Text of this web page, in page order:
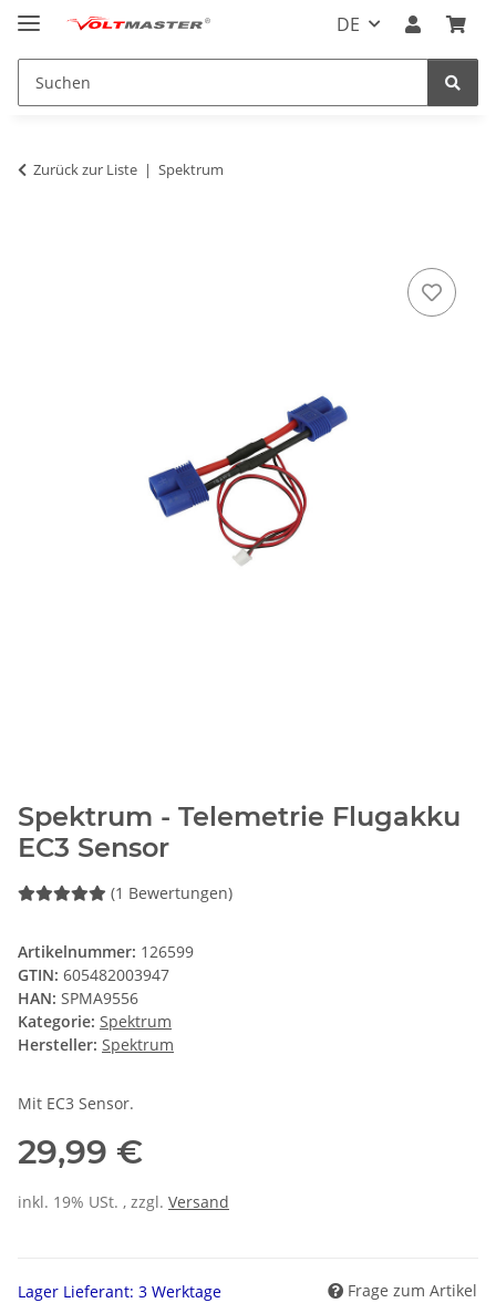
DE
Zurück zur Liste Spektrum
Spektrum - Telemetrie Flugakku
EC3 Sensor
(1 Bewertungen)
Artikelnummer: 126599
GTIN: 605482003947
HAN: SPMA9556
Kategorie: Spektrum
Hersteller: Spektrum
Mit EC3 Sensor.
29,99 €
inkl. 19% USt. , zzgl. Versand
Lager Lieferant: 3 Werktage Frage zum Artikel